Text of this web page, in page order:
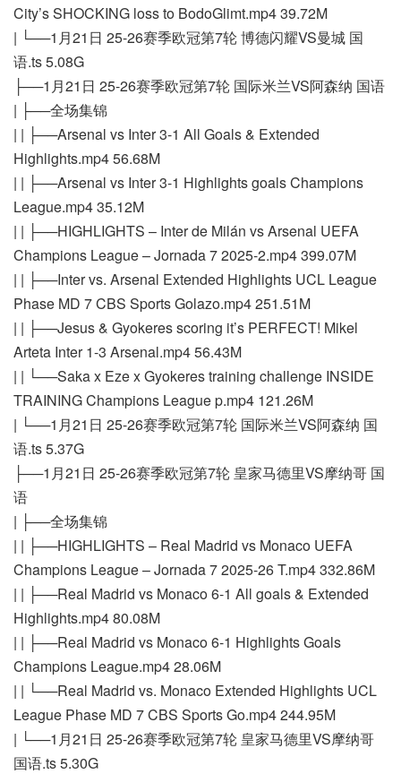
City’s SHOCKING loss to BodoGlimt.mp4 39.72M
| └──1月21日 25-26赛季欧冠第7轮 博德闪耀VS曼城 国
语.ts 5.08G
├──1月21日 25-26赛季欧冠第7轮 国际米兰VS阿森纳 国语
| ├──全场集锦
| | ├──Arsenal vs Inter 3-1 All Goals & Extended
Highlights.mp4 56.68M
| | ├──Arsenal vs Inter 3-1 Highlights goals Champions
League.mp4 35.12M
| | ├──HIGHLIGHTS – Inter de Milán vs Arsenal UEFA
Champions League – Jornada 7 2025-2.mp4 399.07M
| | ├──Inter vs. Arsenal Extended Highlights UCL League
Phase MD 7 CBS Sports Golazo.mp4 251.51M
| | ├──Jesus & Gyokeres scoring it’s PERFECT! Mikel
Arteta Inter 1-3 Arsenal.mp4 56.43M
| | └──Saka x Eze x Gyokeres training challenge INSIDE
TRAINING Champions League p.mp4 121.26M
| └──1月21日 25-26赛季欧冠第7轮 国际米兰VS阿森纳 国
语.ts 5.37G
├──1月21日 25-26赛季欧冠第7轮 皇家马德里VS摩纳哥 国
语
| ├──全场集锦
| | ├──HIGHLIGHTS – Real Madrid vs Monaco UEFA
Champions League – Jornada 7 2025-26 T.mp4 332.86M
| | ├──Real Madrid vs Monaco 6-1 All goals & Extended
Highlights.mp4 80.08M
| | ├──Real Madrid vs Monaco 6-1 Highlights Goals
Champions League.mp4 28.06M
| | └──Real Madrid vs. Monaco Extended Highlights UCL
League Phase MD 7 CBS Sports Go.mp4 244.95M
| └──1月21日 25-26赛季欧冠第7轮 皇家马德里VS摩纳哥
国语.ts 5.30G